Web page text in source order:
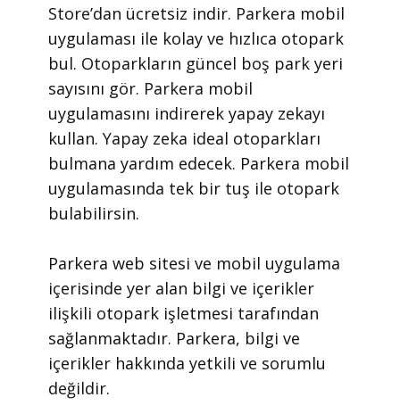
Store’dan ücretsiz indir. Parkera mobil
uygulaması ile kolay ve hızlıca otopark
bul. Otoparkların güncel boş park yeri
sayısını gör. Parkera mobil
uygulamasını indirerek yapay zekayı
kullan. Yapay zeka ideal otoparkları
bulmana yardım edecek. Parkera mobil
uygulamasında tek bir tuş ile otopark
bulabilirsin.
​Parkera web sitesi ve mobil uygulama
içerisinde yer alan bilgi ve içerikler
ilişkili otopark işletmesi tarafından
sağlanmaktadır. Parkera, bilgi ve
içerikler hakkında yetkili ve sorumlu
değildir.